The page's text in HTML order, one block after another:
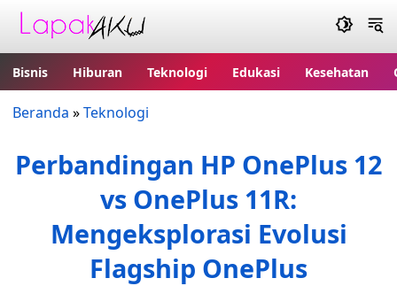
Bisnis Hiburan Teknologi Edukasi Kesehatan
Beranda »Teknologi
Perbandingan HP OnePlus 12
vs OnePlus 11R:
Mengeksplorasi Evolusi
Flagship OnePlus